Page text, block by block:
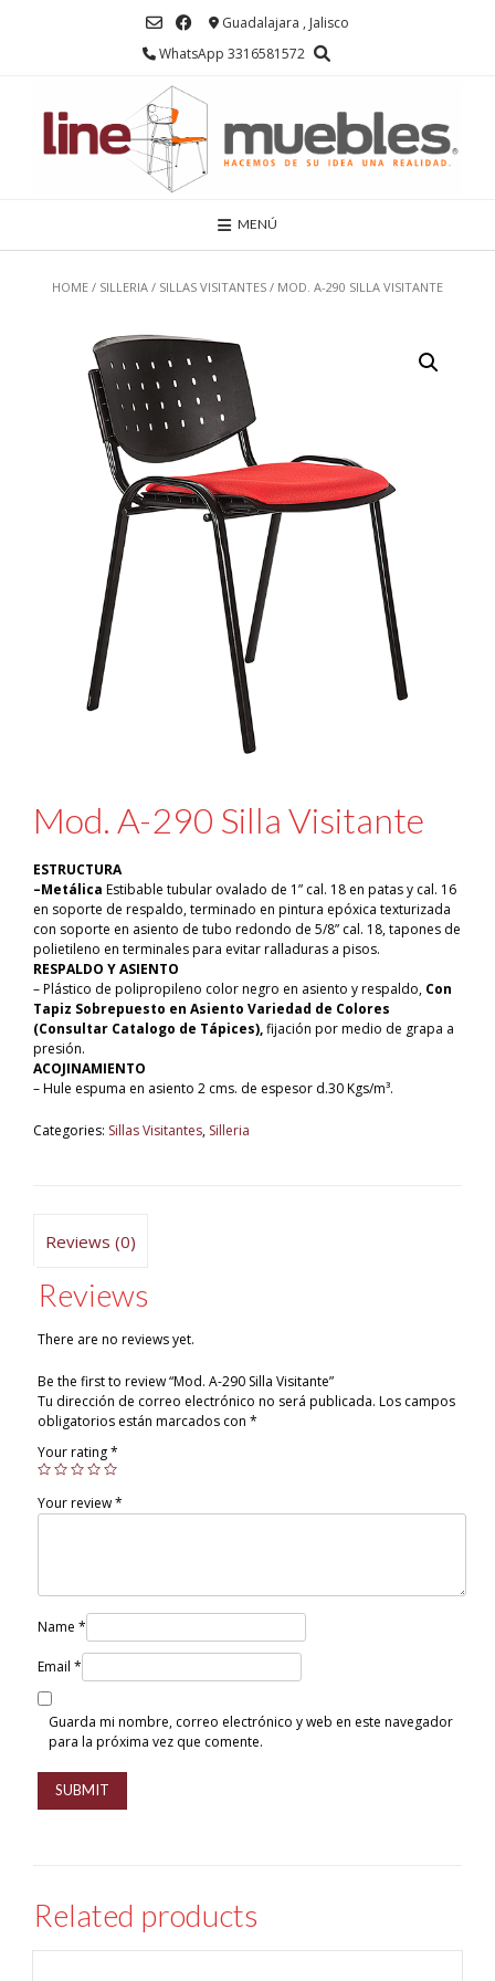
Guadalajara , Jalisco
WhatsApp 3316581572
MENÚ
HOME / SILLERIA / SILLAS VISITANTES / MOD. A-290 SILLA VISITANTE
Mod. A-290 Silla Visitante
ESTRUCTURA
–Metálica Estibable tubular ovalado de 1” cal. 18 en patas y cal. 16
en soporte de respaldo, terminado en pintura epóxica texturizada
con soporte en asiento de tubo redondo de 5/8” cal. 18, tapones de
polietileno en terminales para evitar ralladuras a pisos.
RESPALDO Y ASIENTO
– Plástico de polipropileno color negro en asiento y respaldo, Con
Tapiz Sobrepuesto en Asiento Variedad de Colores
(Consultar Catalogo de Tápices),fijación por medio de grapa a
presión.
ACOJINAMIENTO
– Hule espuma en asiento 2 cms. de espesor d.30 Kgs/m³.
Categories: Sillas Visitantes, Silleria
Reviews (0)
Reviews
There are no reviews yet.
Be the first to review “Mod. A-290 Silla Visitante”
Tu dirección de correo electrónico no será publicada. Los campos
obligatorios están marcados con *
Your rating*
Your review*
Name *
Email *
Guarda mi nombre, correo electrónico y web en este navegador
para la próxima vez que comente.
Related products